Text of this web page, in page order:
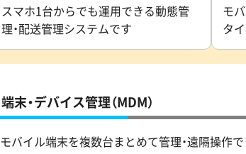
スマホ1台からでも運用できる動態管
理・配送管理システムです
モ
タ
端末・デバイス管理（MDM）
モバイル端末を複数台まとめて管理・遠隔操作